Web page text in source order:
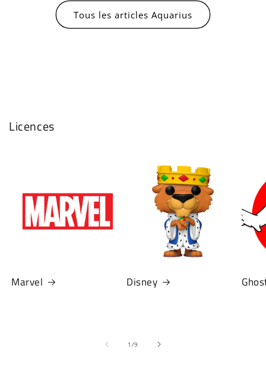
Tous les articles Aquarius
Licences
Marvel Disney
1 /de
9